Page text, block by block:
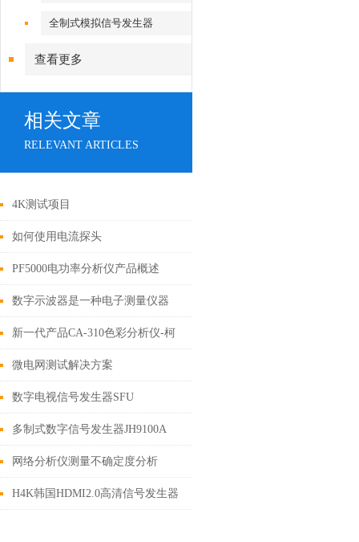
全制式模拟信号发生器
查看更多
相关文章
RELEVANT ARTICLES
4K测试项目
如何使用电流探头
PF5000电功率分析仪产品概述
数字示波器是一种电子测量仪器
新一代产品CA-310色彩分析仪-柯
尼卡美能达CA-310品牌
微电网测试解决方案
数字电视信号发生器SFU
多制式数字信号发生器JH9100A
网络分析仪测量不确定度分析
H4K韩国HDMI2.0高清信号发生器